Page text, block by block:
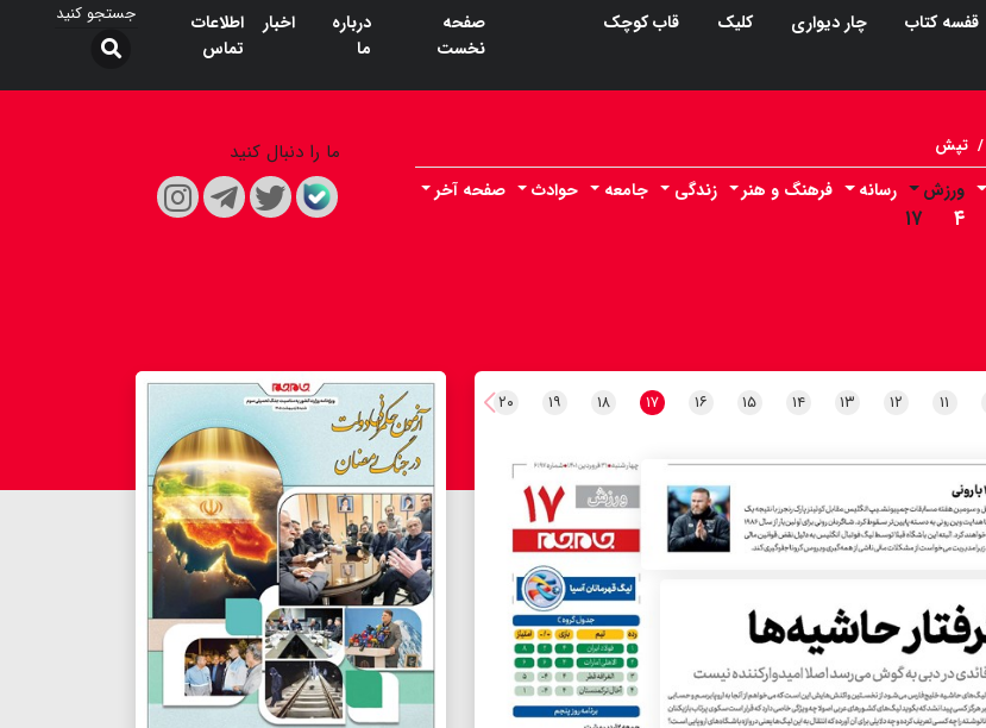
قفسه کتاب چار دیواری کلیک
قاب کوچک
صفحه
نخست
درباره
ما
اخبار
اطلاعات
تماس
/ تپش
ورزش
۴ ۱۷
رسانه فرهنگ و هنر زندگی جامعه حوادث صفحه آخر
ما را دنبال کنید
۱۱ ۱۲ ۱۳ ۱۴ ۱۵ ۱۶ ۱۷ ۱۸ ۱۹ ۲۰